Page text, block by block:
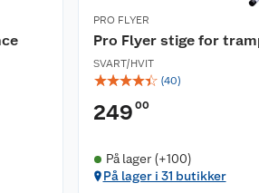
PRO FLYER
Pro Flyer stige for
SVART/HVIT
☆☆☆☆☆ (40)
249 00
På lager (+100)
På lager i 31 butikker